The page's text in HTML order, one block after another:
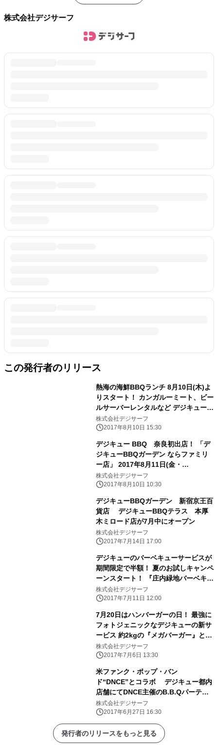
株式会社デジサーフ
この発行者のリリース
熱海の海鮮BBQランチ 8月10日(木)よ
りスタート！ カンガルーミート、ビー
ルサーバーレンタルなど デジキューな
らではの ニーズ＆エリアマッチング・
サービス続々登場！
株式会社デジサーフ
2017年8月10日 15:30
デジキュー BBQ 奈良初出店！ 「デ
ジキューBBQガーデン ならファミリ
ー店」 2017年8月11日(金・
祝)OPEN！
株式会社デジサーフ
2017年8月10日 10:30
デジキューBBQガーデン 新宿京王百
貨店 デジキューBBQテラス 本厚
木ミロード店が7月中にオープン
株式会社デジサーフ
2017年7月14日 17:00
デジキューのバーベキューサービスが
期間限定で半額！ 夏のお試しキャンペ
ーンスタート！ 『庄内緑地バーベキュ
ーサービス』 『戸田川緑地ピクニック
広場 バーベキューサービス』
株式会社デジサーフ
2017年7月11日 12:00
7月20日はハンバーガーの日！ 最強に
フォトジェニックなデジキューの新サ
ービス 約2kgの『メガバーガー』と約
1kgの『メガ餃子』の 体験会を7月20
日に新宿で開催
株式会社デジサーフ
2017年7月6日 13:30
米ファンク・ポップ・バン
ド“DNCE”とコラボ デジキュー都内
店舗にてDNCE主催のB.B.Qパーティ
ーに無料ご招待
株式会社デジサーフ
2017年6月27日 16:30
発行者のリリースをもっと見る